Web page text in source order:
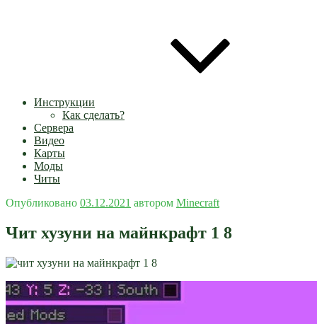
Инструкции
Как сделать?
Сервера
Видео
Карты
Моды
Читы
Опубликовано 03.12.2021 автором Minecraft
Чит хузуни на майнкрафт 1 8